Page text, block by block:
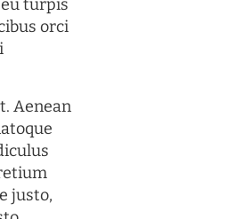
turpis
orci
Aenean
justo,